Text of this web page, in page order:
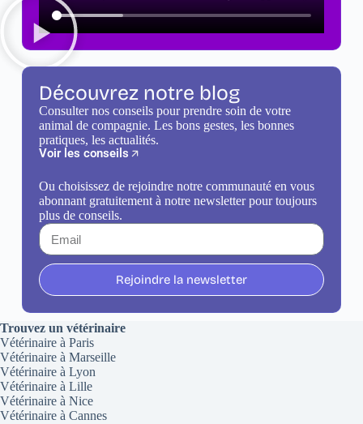
Découvrez notre blog
Consulter nos conseils pour prendre soin de votre
animal de compagnie. Les bons gestes, les bonnes
pratiques, les actualités.
Voir les conseils
Ou choisissez de rejoindre notre communauté en vous
abonnant gratuitement à notre newsletter pour toujours
plus de conseils.
Rejoindre la newsletter
Trouvez un vétérinaire
Vétérinaire à Paris
Vétérinaire à Marseille
Vétérinaire à Lyon
Vétérinaire à Lille
Vétérinaire à Nice
Vétérinaire à Cannes